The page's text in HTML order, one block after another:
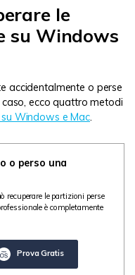
le
su Windows
accidentalmente o perse
ecco quattro metodi
Windows e Mac.
o perso una
recuperare le partizioni perse
è completamente
Prova Gratis